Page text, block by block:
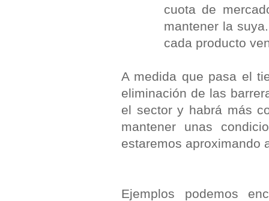
cuota de
mantener la
cada producto
A medida que pasa el
eliminación de las
el sector y habrá más
mantener unas
estaremos aproximando
Ejemplos podemos